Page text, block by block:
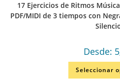
17 Ejercicios de Ritmos
PDF/MIDI de 3 tiempos con
Desde:
Seleccionar